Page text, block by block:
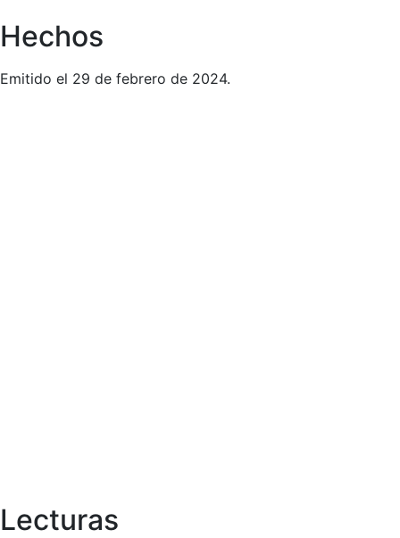
Hechos
Emitido el 29 de febrero de 2024.
Lecturas